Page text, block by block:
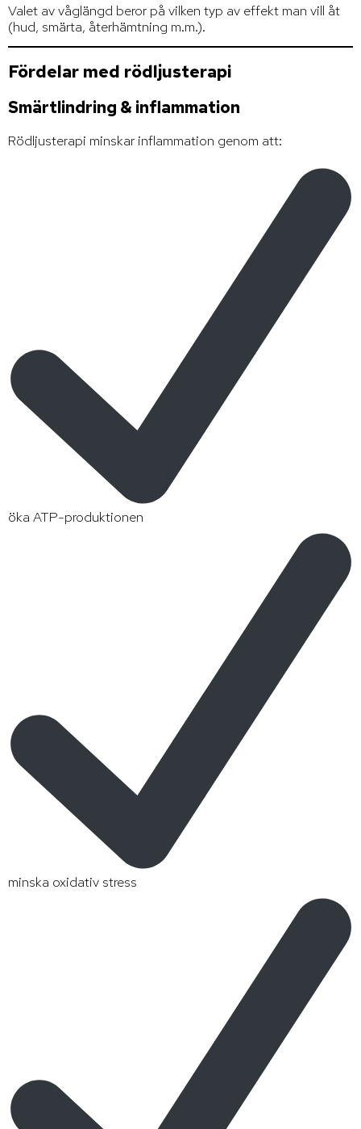
Valet av våglängd beror på vilken typ av effekt man vill åt
(hud, smärta, återhämtning m.m.).
Fördelar med rödljusterapi
Smärtlindring & inflammation
Rödljusterapi minskar inflammation genom att:
öka ATP-produktionen
minska oxidativ stress